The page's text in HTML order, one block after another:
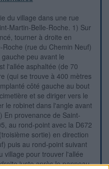
du village dans une rue
Martin-Belle-Roche. 1) Sur
tourner à droite en
(rue du Chemin Neuf)
peu avant le
l'allée asphaltée (de 70
(qui se trouve à 400 mètres
côté gauche au bout
et se diriger vers le
le robinet dans l'angle avant
En provenance de Saint-
au rond-point avec la D672
sortie) en direction
puis au rond-point suivant
village pour trouver l'allée
juste après le panneau